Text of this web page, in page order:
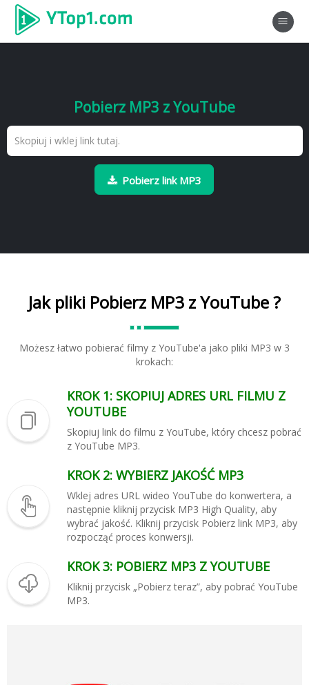
Pobierz MP3 z YouTube
Pobierz link MP3
Jak pliki Pobierz MP3 z YouTube ?
Możesz łatwo pobierać filmy z YouTube'a jako pliki MP3 w 3
krokach:
KROK 1: SKOPIUJ ADRES URL FILMU Z
YOUTUBE
Skopiuj link do filmu z YouTube, który chcesz pobrać
z YouTube MP3.
KROK 2: WYBIERZ JAKOŚĆ MP3
Wklej adres URL wideo YouTube do konwertera, a
następnie kliknij przycisk MP3 High Quality, aby
wybrać jakość. Kliknij przycisk Pobierz link MP3, aby
rozpocząć proces konwersji.
KROK 3: POBIERZ MP3 Z YOUTUBE
Kliknij przycisk „Pobierz teraz”, aby pobrać YouTube
MP3.